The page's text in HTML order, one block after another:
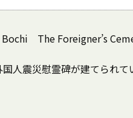
Bochi The Foreigner’s
人震災慰霊碑が建てられて